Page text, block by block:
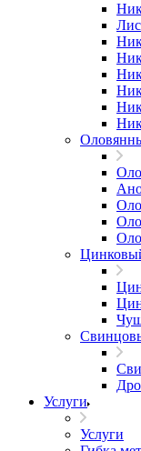
Услуги
Услуги